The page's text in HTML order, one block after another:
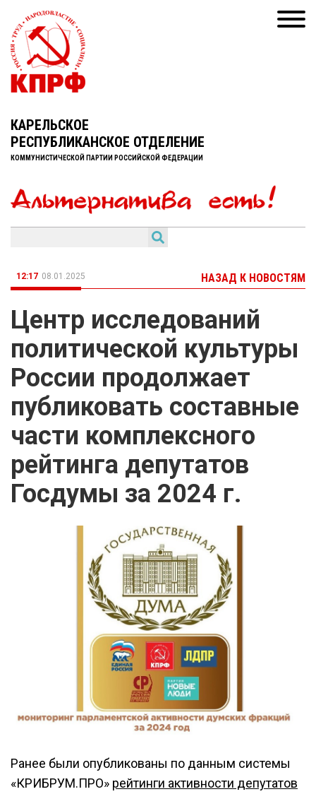
КАРЕЛЬСКОЕ
РЕСПУБЛИКАНСКОЕ ОТДЕЛЕНИЕ
КОММУНИСТИЧЕСКОЙ ПАРТИИ РОССИЙСКОЙ ФЕДЕРАЦИИ
12:17 08.01.2025 НАЗАД К НОВОСТЯМ
Центр исследований
политической культуры
России продолжает
публиковать составные
части комплексного
рейтинга депутатов
Госдумы за 2024 г.
Ранее были опубликованы по данным системы
«КРИБРУМ.ПРО» рейтинги активности депутатов